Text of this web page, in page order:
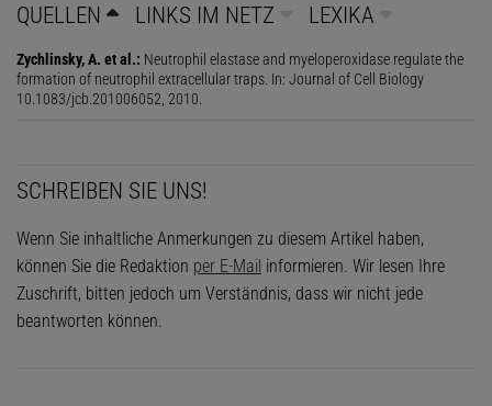
QUELLEN LINKS IM NETZ LEXIKA
Zychlinsky, A. et al.: Neutrophil elastase and myeloperoxidase regulate the
formation of neutrophil extracellular traps. In: Journal of Cell Biology
10.1083/jcb.201006052, 2010.
SCHREIBEN SIE UNS!
Wenn Sie inhaltliche Anmerkungen zu diesem Artikel haben,
können Sie die Redaktion per E-Mail informieren. Wir lesen Ihre
Zuschrift, bitten jedoch um Verständnis, dass wir nicht jede
beantworten können.